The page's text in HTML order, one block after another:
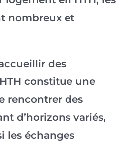
nombreux et
des
constitue une
rencontrer des
d’horizons variés,
les échanges